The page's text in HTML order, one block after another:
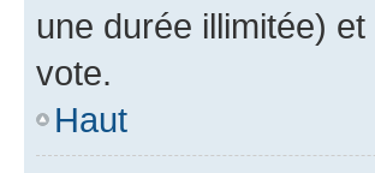
une durée illimitée)
vote.
Haut